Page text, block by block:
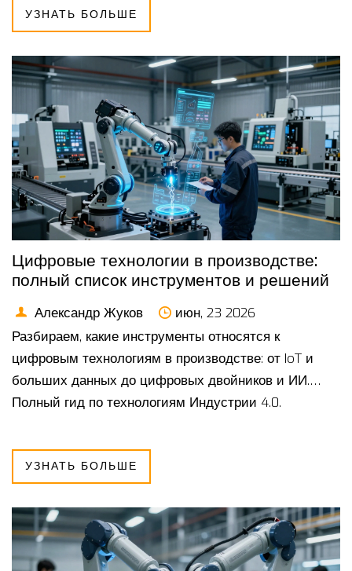
УЗНАТЬ БОЛЬШЕ
Цифровые технологии в производстве:
полный список инструментов и решений
Александр Жуков
июн, 23 2026
Разбираем, какие инструменты относятся к
цифровым технологиям в производстве: от IoT и
больших данных до цифровых двойников и ИИ.
Полный гид по технологиям Индустрии 4.0.
УЗНАТЬ БОЛЬШЕ